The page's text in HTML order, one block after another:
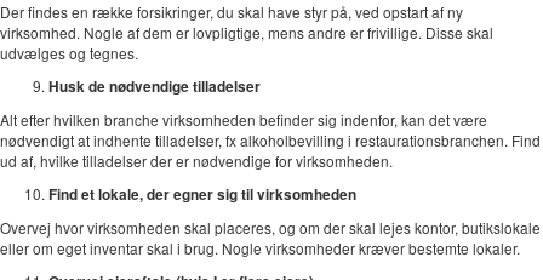
Der findes en række forsikringer, du skal have styr på, ved opstart af ny
virksomhed. Nogle af dem er lovpligtige, mens andre er frivillige. Disse skal
udvælges og tegnes.
Husk de nødvendige tilladelser
Alt efter hvilken branche virksomheden befinder sig indenfor, kan det være
nødvendigt at indhente tilladelser, fx alkoholbevilling i restaurationsbranchen. Find
ud af, hvilke tilladelser der er nødvendige for virksomheden.
Find et lokale, der egner sig til virksomheden
Overvej hvor virksomheden skal placeres, og om der skal lejes kontor, butikslokale
eller om eget inventar skal i brug. Nogle virksomheder kræver bestemte lokaler.